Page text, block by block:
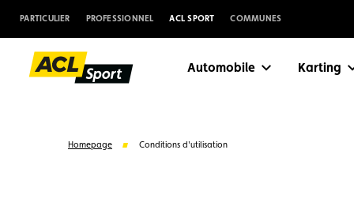
PARTICULIER PROFESSIONNEL ACL SPORT COMMUNES
Automobile Karting
Homepage Conditions d'utilisation